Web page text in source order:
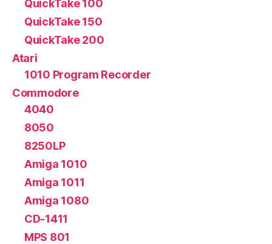
QuickTake 100
QuickTake 150
QuickTake 200
Atari
1010 Program Recorder
Commodore
4040
8050
8250LP
Amiga 1010
Amiga 1011
Amiga 1080
CD-1411
MPS 801